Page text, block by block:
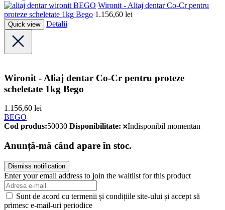
BEGO Wironit - Aliaj dentar Co-Cr pentru
proteze scheletate 1kg Bego 1.156,60 lei
Quick view Detalii
Wironit - Aliaj dentar Co-Cr pentru proteze
scheletate 1kg Bego
1.156,60 lei
BEGO
Cod produs:50030 Disponibilitate: Indisponibil momentan
Anunță-mă când apare în stoc.
Dismiss notification
Enter your email address to join the waitlist for this product
Sunt de acord cu termenii și condițiile site-ului și accept să
primesc e-mail-uri periodice